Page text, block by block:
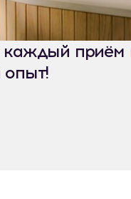
каждый
опыт!